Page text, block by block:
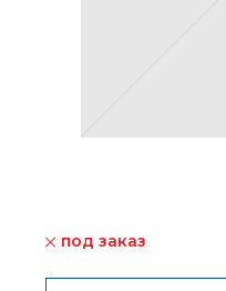
под заказ